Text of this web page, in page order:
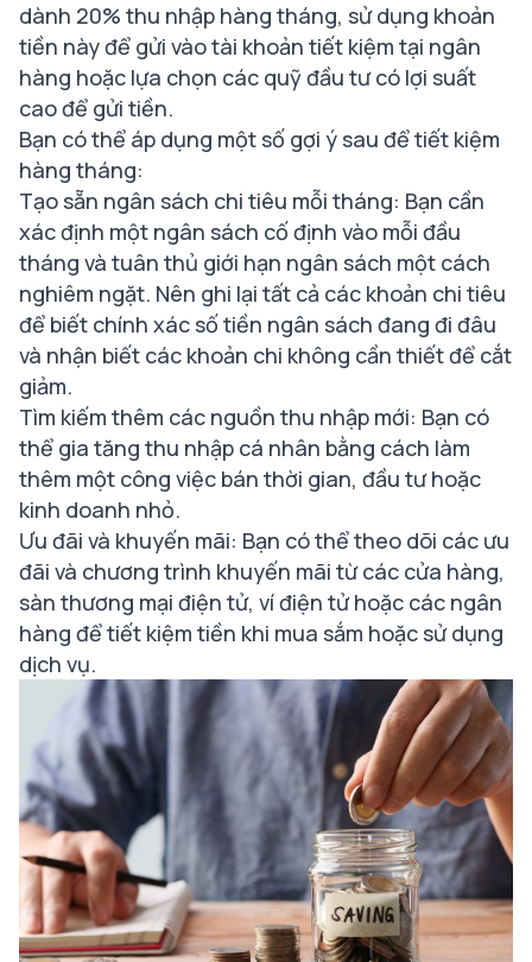
dành 20% thu nhập hàng tháng, sử dụng khoản
tiền này để gửi vào tài khoản tiết kiệm tại ngân
hàng hoặc lựa chọn các quỹ đầu tư có lợi suất
cao để gửi tiền.
Bạn có thể áp dụng một số gợi ý sau để tiết kiệm
hàng tháng:
Tạo sẵn ngân sách chi tiêu mỗi tháng: Bạn cần
xác định một ngân sách cố định vào mỗi đầu
tháng và tuân thủ giới hạn ngân sách một cách
nghiêm ngặt. Nên ghi lại tất cả các khoản chi tiêu
để biết chính xác số tiền ngân sách đang đi đâu
và nhận biết các khoản chi không cần thiết để cắt
giảm.
Tìm kiếm thêm các nguồn thu nhập mới: Bạn có
thể gia tăng thu nhập cá nhân bằng cách làm
thêm một công việc bán thời gian, đầu tư hoặc
kinh doanh nhỏ.
Ưu đãi và khuyến mãi: Bạn có thể theo dõi các ưu
đãi và chương trình khuyến mãi từ các cửa hàng,
sàn thương mại điện tử, ví điện tử hoặc các ngân
hàng để tiết kiệm tiền khi mua sắm hoặc sử dụng
dịch vụ.